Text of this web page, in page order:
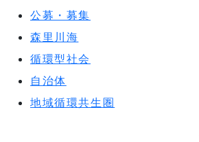
公募・募集
森里川海
循環型社会
自治体
地域循環共生圏